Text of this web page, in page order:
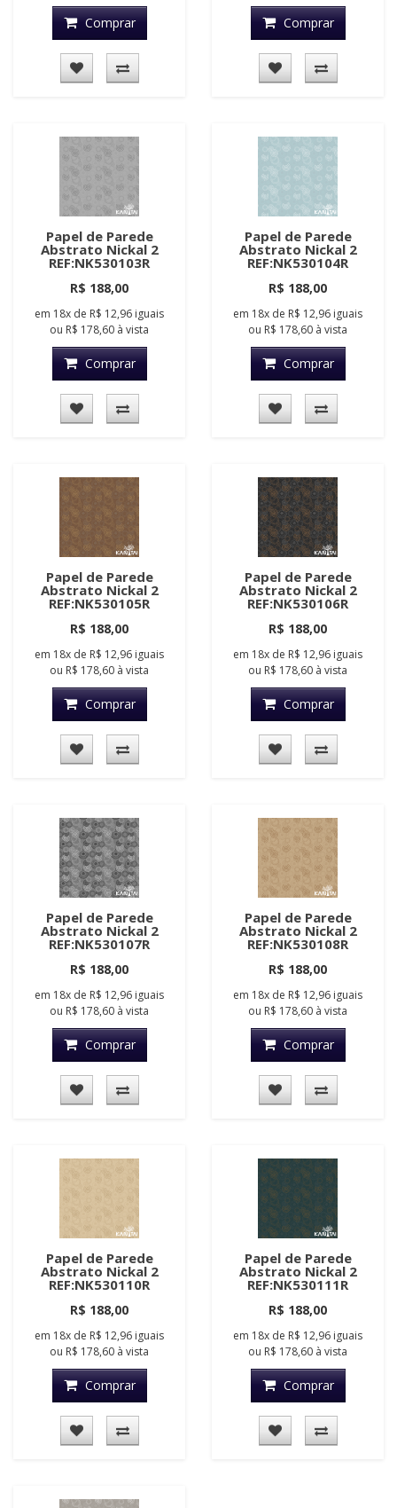
Comprar Comprar
Papel de Parede
Abstrato Nickal 2
REF:NK530103R
R$ 188,00
em 18x de R$ 12,96 iguais
ou R$ 178,60 à vista
Comprar
Papel de Parede
Abstrato Nickal 2
REF:NK530104R
R$ 188,00
em 18x de R$ 12,96 iguais
ou R$ 178,60 à vista
Comprar
Papel de Parede
Abstrato Nickal 2
REF:NK530105R
R$ 188,00
em 18x de R$ 12,96 iguais
ou R$ 178,60 à vista
Comprar
Papel de Parede
Abstrato Nickal 2
REF:NK530106R
R$ 188,00
em 18x de R$ 12,96 iguais
ou R$ 178,60 à vista
Comprar
Papel de Parede
Abstrato Nickal 2
REF:NK530107R
R$ 188,00
em 18x de R$ 12,96 iguais
ou R$ 178,60 à vista
Comprar
Papel de Parede
Abstrato Nickal 2
REF:NK530108R
R$ 188,00
em 18x de R$ 12,96 iguais
ou R$ 178,60 à vista
Comprar
Papel de Parede
Abstrato Nickal 2
REF:NK530110R
R$ 188,00
em 18x de R$ 12,96 iguais
ou R$ 178,60 à vista
Comprar
Papel de Parede
Abstrato Nickal 2
REF:NK530111R
R$ 188,00
em 18x de R$ 12,96 iguais
ou R$ 178,60 à vista
Comprar